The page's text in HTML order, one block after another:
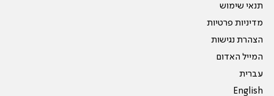
תנאי שימוש
מדיניות פרטיות
הצהרת נגישות
המייל האדום
עברית
English